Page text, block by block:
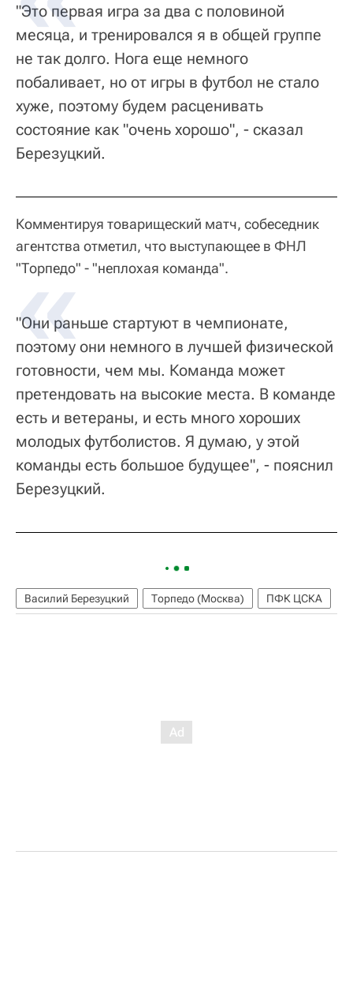
"Это первая игра за два с половиной
месяца, и тренировался я в общей группе
не так долго. Нога еще немного
побаливает, но от игры в футбол не стало
хуже, поэтому будем расценивать
состояние как "очень хорошо", - сказал
Березуцкий.
Комментируя товарищеский матч, собеседник
агентства отметил, что выступающее в ФНЛ
"Торпедо" - "неплохая команда".
"Они раньше стартуют в чемпионате,
поэтому они немного в лучшей физической
готовности, чем мы. Команда может
претендовать на высокие места. В команде
есть и ветераны, и есть много хороших
молодых футболистов. Я думаю, у этой
команды есть большое будущее", - пояснил
Березуцкий.
Василий Березуцкий Торпедо (Москва) ПФК ЦСКА